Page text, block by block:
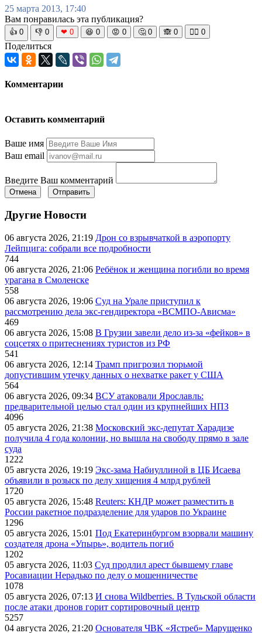
25 марта 2013, 17:40
Вам понравилась эта публикация?
👍 0 👎 0 ❤ 0 😆 0 😡 0 🤔 0 🙈 0 🧘‍♀️ 0
Поделиться
Комментарии
Оставить комментарий
Ваше имя
Ваш email
Введите Ваш комментарий
Отмена Отправить
Другие Новости
06 августа 2026, 21:19 Дрон со взрывчаткой в аэропорту
Лейпцига: собрали все подробности
744
06 августа 2026, 21:06 Ребёнок и женщина погибли во время
урагана в Смоленске
558
06 августа 2026, 19:06 Суд на Урале приступил к
рассмотрению дела экс-гендиректора «ВСМПО-Ависма»
469
06 августа 2026, 15:08 В Грузии завели дело из-за «фейков» в
соцсетях о притеснениях туристов из РФ
541
06 августа 2026, 12:14 Трамп пригрозил тюрьмой
допустившим утечку данных о нехватке ракет у США
564
06 августа 2026, 09:34 ВСУ атаковали Ярославль:
предварительной целью стал один из крупнейших НПЗ
4096
05 августа 2026, 21:38 Московский экс-депутат Харадизе
получила 4 года колонии, но вышла на свободу прямо в зале
суда
1222
05 августа 2026, 19:19 Экс-зама Набиуллиной в ЦБ Исаева
объявили в розыск по делу хищения 4 млрд рублей
1720
05 августа 2026, 15:48 Reuters: КНДР может разместить в
России ракетное подразделение для ударов по Украине
1296
05 августа 2026, 15:01 Под Екатеринбургом взорвали машину
создателя дрона «Упырь», водитель погиб
1202
05 августа 2026, 11:03 Суд продлил арест бывшему главе
Росавиации Нерадько по делу о мошенничестве
1078
05 августа 2026, 07:13 И снова Wildberries. В Тульской области
после атаки дронов горит сортировочный центр
5257
04 августа 2026, 21:20 Основателя ЧВК «Ястреб» Марущенко